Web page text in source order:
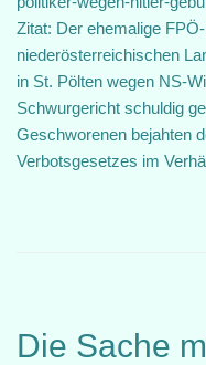
Zitat: Der ehemalige
niederösterreichischen
in St. Pölten wegen NS-
Schwurgericht schuldig
Geschworenen bejahten
Verbotsgesetzes im
Die Sache